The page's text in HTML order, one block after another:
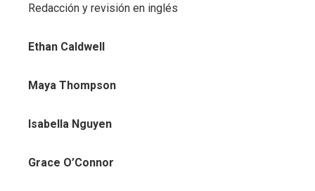
Redacción y revisión en inglés
Ethan Caldwell
Maya Thompson
Isabella Nguyen
Grace O’Connor